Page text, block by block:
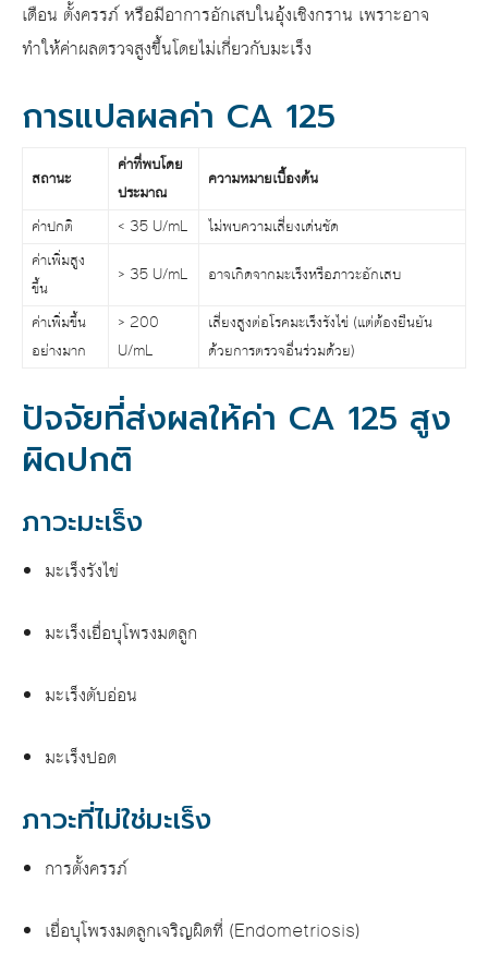
เดือน ตั้งครรภ์ หรือมีอาการอักเสบในอุ้งเชิงกราน เพราะอาจ
ทำให้ค่าผลตรวจสูงขึ้นโดยไม่เกี่ยวกับมะเร็ง
การแปลผลค่า CA 125
สถานะ
ค่าที่พบโดย
ประมาณ
ความหมายเบื้องต้น
ค่าปกติ
< 35 U/mL
ไม่พบความเสี่ยงเด่นชัด
ค่าเพิ่มสูง
ขึ้น
> 35 U/mL
อาจเกิดจากมะเร็งหรือภาวะอักเสบ
ค่าเพิ่มขึ้น
อย่างมาก
> 200
U/mL
เสี่ยงสูงต่อโรคมะเร็งรังไข่ (แต่ต้องยืนยัน
ด้วยการตรวจอื่นร่วมด้วย)
ปัจจัยที่ส่งผลให้ค่า CA 125 สูง
ผิดปกติ
ภาวะมะเร็ง
มะเร็งรังไข่
มะเร็งเยื่อบุโพรงมดลูก
มะเร็งตับอ่อน
มะเร็งปอด
ภาวะที่ไม่ใช่มะเร็ง
การตั้งครรภ์
เยื่อบุโพรงมดลูกเจริญผิดที่ (Endometriosis)